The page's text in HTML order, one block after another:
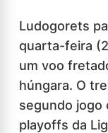
Ludogorets
quarta-feira
um voo
húngara. O
segundo jogo
playoffs da